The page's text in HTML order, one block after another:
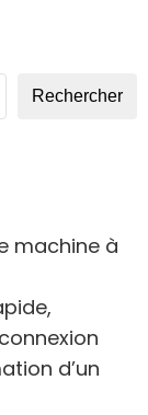
Rechercher
machine à
d’un